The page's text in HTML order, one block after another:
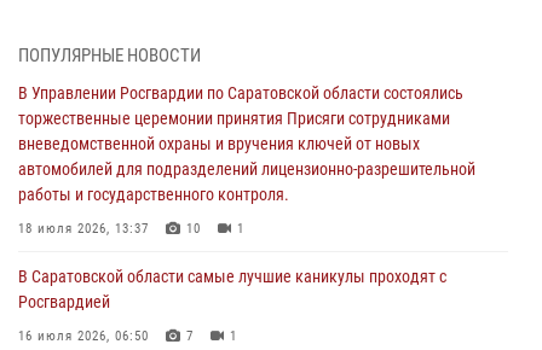
вневедомственной охраны и вручения ключей от новых
автомобилей для подразделений лицензионно-разрешительной
работы и государственного контроля.
18 июля 2026, 13:37 10 1
В Саратовской области самые лучшие каникулы проходят с
Росгвардией
В Саратове сотрудники Росгвардии первыми пришли на помощь к
женщине, попавшей в ДТП из-за возникшего сердечного приступа
ПОПУЛЯРНЫЕ НОВОСТИ
В Управлении Росгвардии по Саратовской области состоялись
торжественные церемонии принятия Присяги сотрудниками
вневедомственной охраны и вручения ключей от новых
автомобилей для подразделений лицензионно-разрешительной
работы и государственного контроля.
18 июля 2026, 13:37 10 1
В Саратовской области самые лучшие каникулы проходят с
Росгвардией
16 июля 2026, 06:50 7 1